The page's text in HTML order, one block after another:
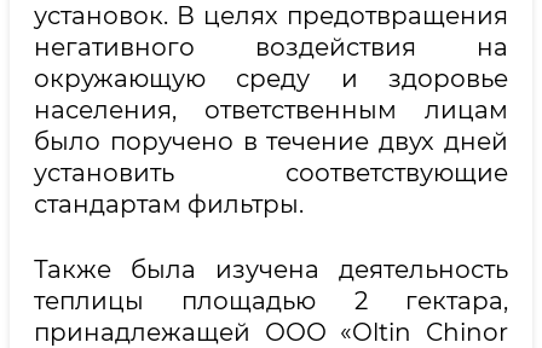
установок. В целях предотвращения
негативного воздействия на
окружающую среду и здоровье
населения, ответственным лицам
было поручено в течение двух дней
установить соответствующие
стандартам фильтры.
Также была изучена деятельность
теплицы площадью 2 гектара,
принадлежащей ООО «Oltin Chinor